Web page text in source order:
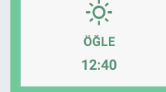
ÖĞLE
12:40